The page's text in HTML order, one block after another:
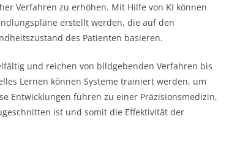
Verfahren zu erhöhen. Mit Hilfe von KI können
erstellt werden, die auf den
des Patienten basieren.
und reichen von bildgebenden Verfahren bis
Lernen können Systeme trainiert werden, um
Entwicklungen führen zu einer Präzisionsmedizin,
ist und somit die Effektivität der